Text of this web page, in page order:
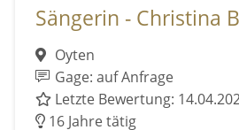
Sängerin - Christina
Oyten
Gage: auf Anfrage
Letzte Bewertung:
16 Jahre tätig